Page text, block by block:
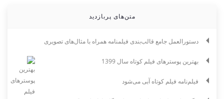
متن‌های پربازدید
دستورالعمل جامع قالب‌بندی فیلمنامه همراه با مثال‌های تصویری
بهترین پوسترهای فیلم کوتاه سال 1399
فیلم‌نامه فیلم کوتاه آبی می‌شود